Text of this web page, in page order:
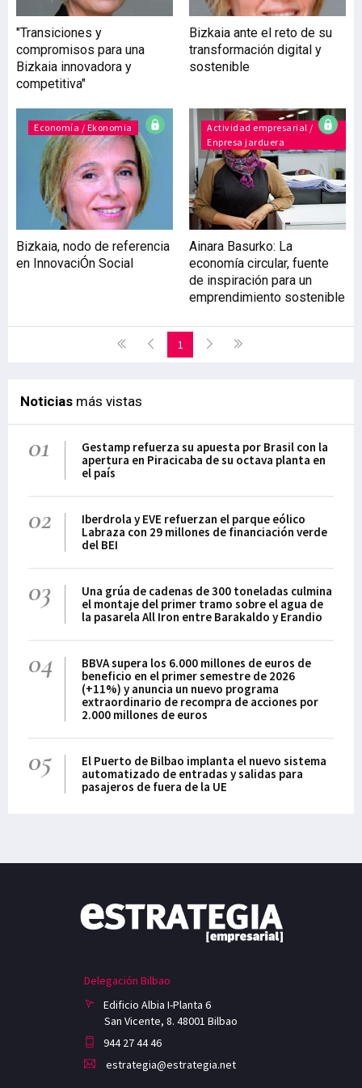
"Transiciones y
compromisos para una
Bizkaia innovadora y
competitiva"
Bizkaia ante el reto de su
transformación digital y
sostenible
Economía / Ekonomia
Bizkaia, nodo de referencia
en InnovaciÓn Social
Actividad empresarial /
Enpresa jarduera
Ainara Basurko: La
economía circular, fuente
de inspiración para un
emprendimiento sostenible
1
Noticias más vistas
01
Gestamp refuerza su apuesta por Brasil con la
apertura en Piracicaba de su octava planta en
el país
02
Iberdrola y EVE refuerzan el parque eólico
Labraza con 29 millones de financiación verde
del BEI
03
Una grúa de cadenas de 300 toneladas culmina
el montaje del primer tramo sobre el agua de
la pasarela All Iron entre Barakaldo y Erandio
04
BBVA supera los 6.000 millones de euros de
beneficio en el primer semestre de 2026
(+11%) y anuncia un nuevo programa
extraordinario de recompra de acciones por
2.000 millones de euros
05
El Puerto de Bilbao implanta el nuevo sistema
automatizado de entradas y salidas para
pasajeros de fuera de la UE
Delegación Bilbao
Edificio Albia I-Planta 6
San Vicente, 8. 48001 Bilbao
944 27 44 46
estrategia@estrategia.net